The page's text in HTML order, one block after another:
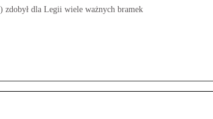
zdobył dla Legii wiele ważnych bramek